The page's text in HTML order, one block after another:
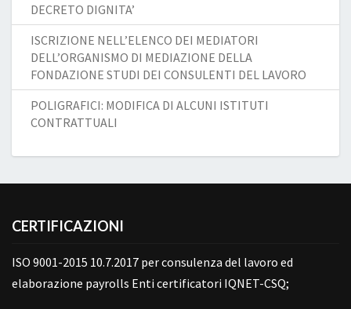
DECRETO DIGNITA’
ISCRIZIONE NELL’ELENCO DEI MEDIATORI
DELL’ORGANISMO DI MEDIAZIONE DELLA
FONDAZIONE STUDI DEI CONSULENTI DEL LAVORO
POLIGRAFICI: MODIFICA DI ALCUNI ISTITUTI
CONTRATTUALI
CERTIFICAZIONI
ISO 9001-2015 10.7.2017 per consulenza del lavoro ed
elaborazione payrolls Enti certificatori IQNET-CSQ;